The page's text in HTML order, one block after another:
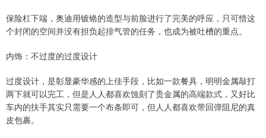
保险杠下端，奥迪用镀铬的造型与前脸进行了完美的呼应，只可惜这
个封闭的空间并没有担负起排气管的任务，也成为被吐槽的重点。
内饰：不过度的过度设计
过度设计，是彰显豪华感的上佳手段，比如一款餐具，明明金属敲打
两下就可以完工，但是人人都喜欢蚀刻了贵金属的高端款式，又好比
车内的扶手其实只需要一个布条即可，但人人都喜欢带回弹阻尼的真
皮包裹。